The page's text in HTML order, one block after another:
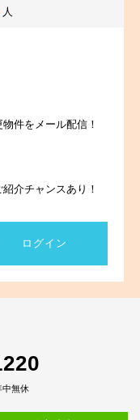
人
件をメール配信！
介チャンスあり！
ログイン
無休